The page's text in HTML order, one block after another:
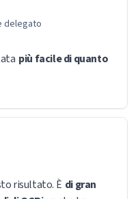
delegato
più facile di quanto
risultato. È di gran